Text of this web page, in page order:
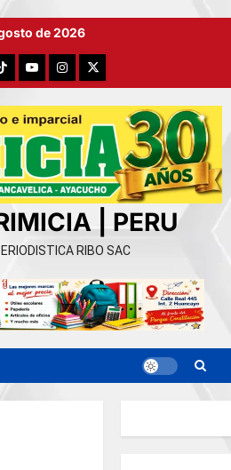
de 2026
YouTubeInstagram
X
| PERU
RIBO SAC